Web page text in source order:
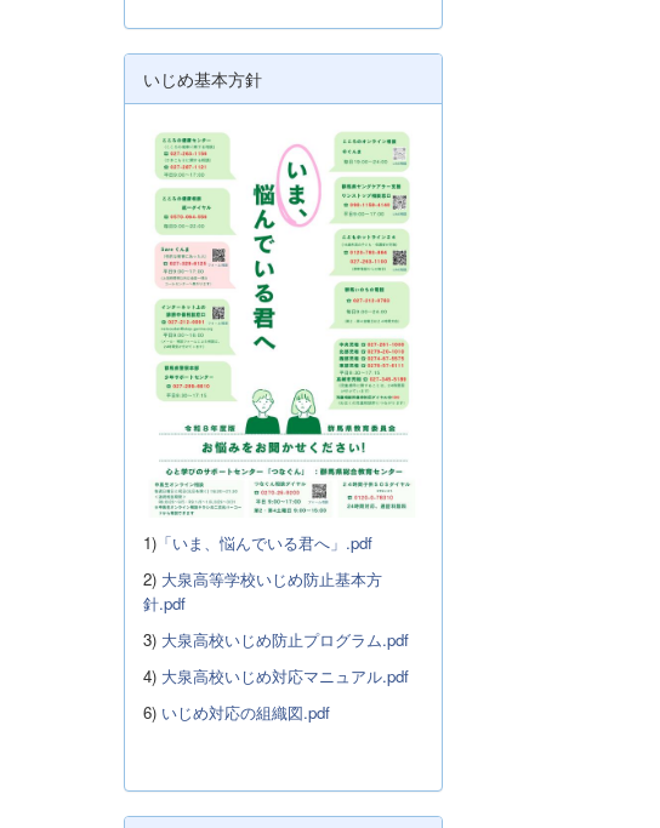
いじめ基本方針
1) 「いま、悩んでいる君へ」.pdf
2) 大泉高等学校いじめ防止基本方
針.pdf
3) 大泉高校いじめ防止プログラム.pdf
4) 大泉高校いじめ対応マニュアル.pdf
6) いじめ対応の組織図.pdf